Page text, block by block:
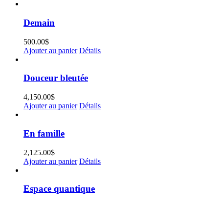
Demain
500.00$
Ajouter au panier Détails
Douceur bleutée
4,150.00$
Ajouter au panier Détails
En famille
2,125.00$
Ajouter au panier Détails
Espace quantique